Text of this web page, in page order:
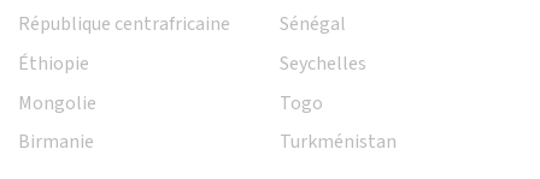
République centrafricaine
Éthiopie
Mongolie
Birmanie
Sénégal
Seychelles
Togo
Turkménistan